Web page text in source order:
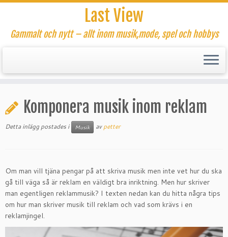
innehåll
Last View
Gammalt och nytt – allt inom musik,mode, spel och hobbys
Komponera musik inom reklam
Detta inlägg postades i Musik avpetter
Om man vill tjäna pengar på att skriva musik men inte vet hur du ska
gå till väga så är reklam en väldigt bra inriktning. Men hur skriver
man egentligen reklammusik? I texten nedan kan du hitta några tips
om hur man skriver musik till reklam och vad som krävs i en
reklamjingel.